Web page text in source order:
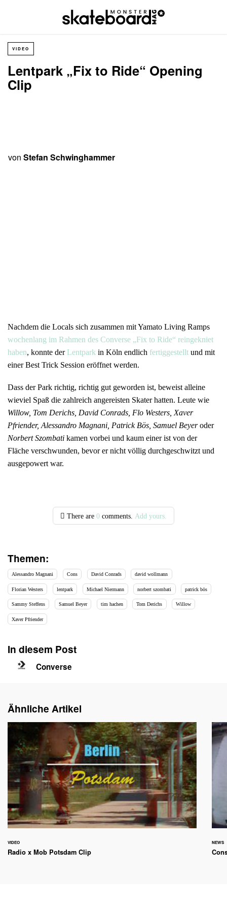
VIDEO
Lentpark „Fix to Ride“ Opening
Clip
von Stefan Schwinghammer
Nachdem die Locals sich zusammen mit Yamato Living Ramps
wochenlang im Rahmen des Converse „Fix to Ride“ reingekniet
haben, konnte der Lentpark in Köln endlich fertiggestellt und mit
einer Best Trick Session eröffnet werden.
Dass der Park richtig, richtig gut geworden ist, beweist alleine
wieviel Spaß die zahlreich angereisten Skater hatten. Leute wie
Willow, Tom Derichs, David Conrads, Flo Westers, Xaver
Pfriender, Alessandro Magnani, Patrick Bös, Samuel Beyeroder
Norbert Szombati kamen vorbei und kaum einer ist von der
Fläche verschwunden, bevor er nicht völlig durchgeschwitzt und
ausgepowert war.
There are 0 comments. Add yours.
Themen:
Alessandro Magnani Cons David Conrads david wollmann
Florian Westers lentpark Michael Niermann norbert szombati patrick bös
Sammy Steffens Samuel Beyer tim hachen Tom Derichs Willow
Xaver Pfriender
In diesem Post
Converse
Ähnliche Artikel
VIDEO
Radio x Mob Potsdam Clip
NEWS